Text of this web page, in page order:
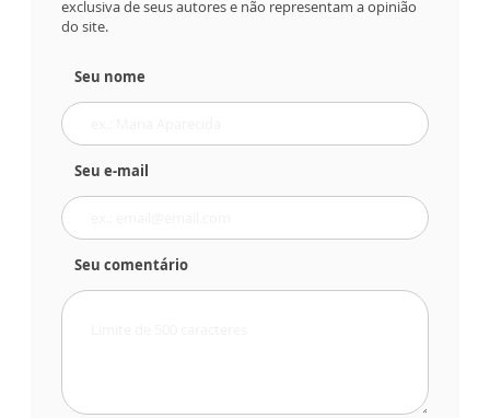
exclusiva de seus autores e não representam a opinião
do site.
Seu nome
Seu e-mail
Seu comentário